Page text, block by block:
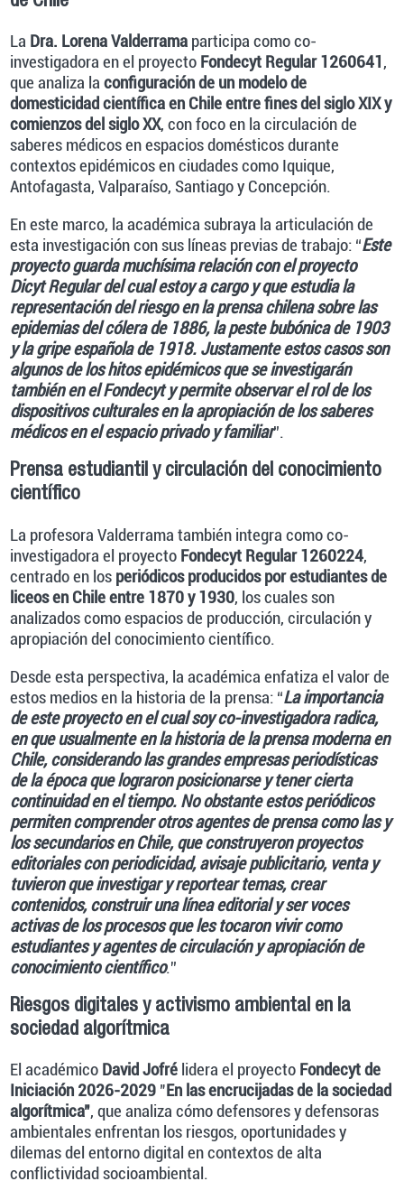
La Dra. Lorena Valderrama participa como co-
investigadora en el proyecto Fondecyt Regular 1260641,
que analiza laconfiguración de un modelo de
domesticidad científica en Chile entre fines del siglo XIX y
comienzos del siglo XX, con foco en la circulación de
saberes médicos en espacios domésticos durante
contextos epidémicos en ciudades como Iquique,
Antofagasta, Valparaíso, Santiago y Concepción.
En este marco, la académica subraya la articulación de
esta investigación con sus líneas previas de trabajo: “Este
proyecto guarda muchísima relación con el proyecto
Dicyt Regular del cual estoy a cargo y que estudia la
representación del riesgo en la prensa chilena sobre las
epidemias del cólera de 1886, la peste bubónica de 1903
y la gripe española de 1918. Justamente estos casos son
algunos de los hitos epidémicos que se investigarán
también en el Fondecyt y permite observar el rol de los
dispositivos culturales en la apropiación de los saberes
médicos en el espacio privado y familiar”.
Prensa estudiantil y circulación del conocimiento
científico
La profesora Valderrama también integra como co-
investigadora el proyecto Fondecyt Regular 1260224,
centrado en los periódicos producidos por estudiantes de
liceos en Chile entre 1870 y 1930, los cuales son
analizados como espacios de producción, circulación y
apropiación del conocimiento científico.
Desde esta perspectiva, la académica enfatiza el valor de
estos medios en la historia de la prensa: “La importancia
de este proyecto en el cual soy co-investigadora radica,
en que usualmente en la historia de la prensa moderna en
Chile, considerando las grandes empresas periodísticas
de la época que lograron posicionarse y tener cierta
continuidad en el tiempo. No obstante estos periódicos
permiten comprender otros agentes de prensa como las y
los secundarios en Chile, que construyeron proyectos
editoriales con periodicidad, avisaje publicitario, venta y
tuvieron que investigar y reportear temas, crear
contenidos, construir una línea editorial y ser voces
activas de los procesos que les tocaron vivir como
estudiantes y agentes de circulación y apropiación de
conocimiento científico.”
Riesgos digitales y activismo ambiental en la
sociedad algorítmica
El académico David Jofré lidera el proyecto Fondecyt de
Iniciación 2026-2029 "En las encrucijadas de la sociedad
algorítmica", que analiza cómo defensores y defensoras
ambientales enfrentan los riesgos, oportunidades y
dilemas del entorno digital en contextos de alta
conflictividad socioambiental.